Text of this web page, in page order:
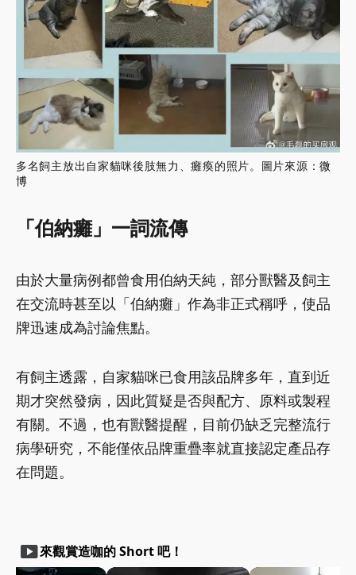
多名飼主放出自家貓咪後肢無力、癱瘓的照片。圖片來源：微
博
「伯納癱」一詞流傳
由於大量病例都曾食用伯納天純，部分獸醫及飼主
在交流時甚至以「伯納癱」作為非正式稱呼，使品
牌迅速成為討論焦點。
有飼主透露，自家貓咪已食用該品牌多年，直到近
期才突然發病，因此質疑是否與配方、原料或製程
有關。不過，也有獸醫提醒，目前仍缺乏完整流行
病學研究，不能僅依品牌重疊率就直接認定產品存
在問題。
smart_display來觀賞造咖的 Short 吧！